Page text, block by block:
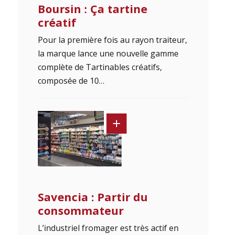
Boursin : Ça tartine
créatif
Pour la première fois au rayon traiteur,
la marque lance une nouvelle gamme
complète de Tartinables créatifs,
composée de 10…
Savencia : Partir du
consommateur
L’industriel fromager est très actif en